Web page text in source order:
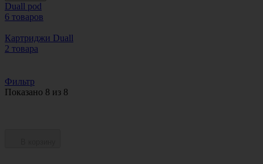
Duall pod
6 товаров
Картриджи Duall
2 товара
Фильтр
Показано 8 из 8